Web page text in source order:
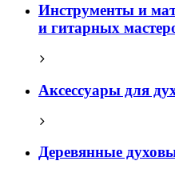
Инструменты и
и гитарных
Аксессуары для
Деревянные